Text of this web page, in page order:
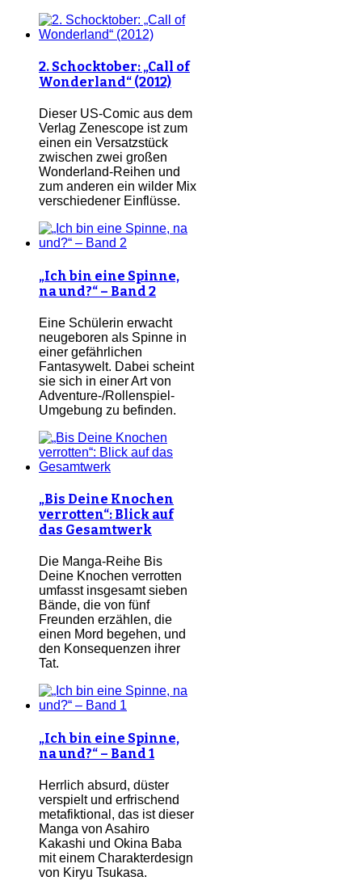
2. Schocktober: „Call of
Wonderland“ (2012)
Dieser US-Comic aus dem
Verlag Zenescope ist zum
einen ein Versatzstück
zwischen zwei großen
Wonderland-Reihen und
zum anderen ein wilder Mix
verschiedener Einflüsse.
„Ich bin eine Spinne,
na und?“ – Band 2
Eine Schülerin erwacht
neugeboren als Spinne in
einer gefährlichen
Fantasywelt. Dabei scheint
sie sich in einer Art von
Adventure-/Rollenspiel-
Umgebung zu befinden.
„Bis Deine Knochen
verrotten“: Blick auf
das Gesamtwerk
Die Manga-Reihe Bis
Deine Knochen verrotten
umfasst insgesamt sieben
Bände, die von fünf
Freunden erzählen, die
einen Mord begehen, und
den Konsequenzen ihrer
Tat.
„Ich bin eine Spinne,
na und?“ – Band 1
Herrlich absurd, düster
verspielt und erfrischend
metafiktional, das ist dieser
Manga von Asahiro
Kakashi und Okina Baba
mit einem Charakterdesign
von Kiryu Tsukasa.